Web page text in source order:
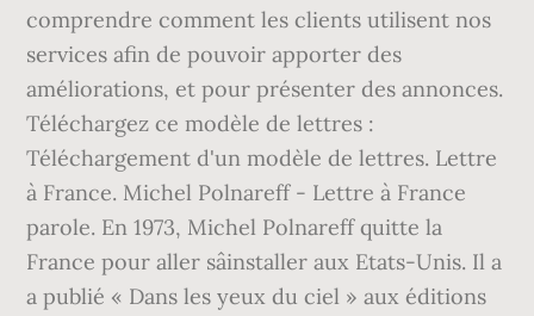
comprendre comment les clients utilisent nos
services afin de pouvoir apporter des
améliorations, et pour présenter des annonces.
Téléchargez ce modèle de lettres :
Téléchargement d'un modèle de lettres. Lettre
à France. Michel Polnareff - Lettre à France
parole. En 1973, Michel Polnareff quitte la
France pour aller sâinstaller aux Etats-Unis. Il a
a publié « Dans les yeux du ciel » aux éditions